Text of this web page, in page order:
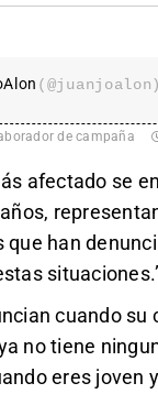
(@juanjoalon)
de campaña
afectado se
que han
cuando su
no tiene
eres joven